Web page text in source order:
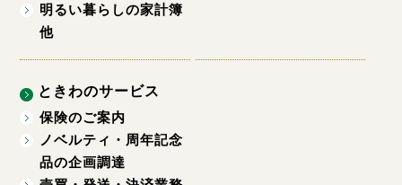
明るい暮らしの家計簿
他
ときわのサービス
保険のご案内
ノベルティ・周年記念
品の企画調達